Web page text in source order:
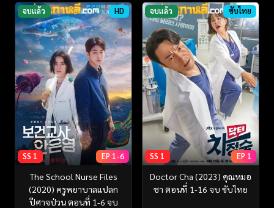
จบแล้ว HD
SS 1 EP 1-6
The School Nurse Files
(2020) ครูพยาบาลแปลก
ปีศาจป่วน ตอนที่ 1-6 จบ
จบแล้ว ซับไทย
SS 1 EP 1
Doctor Cha (2023) คุณหมอ
ชา ตอนที่ 1-16 จบ ซับไทย